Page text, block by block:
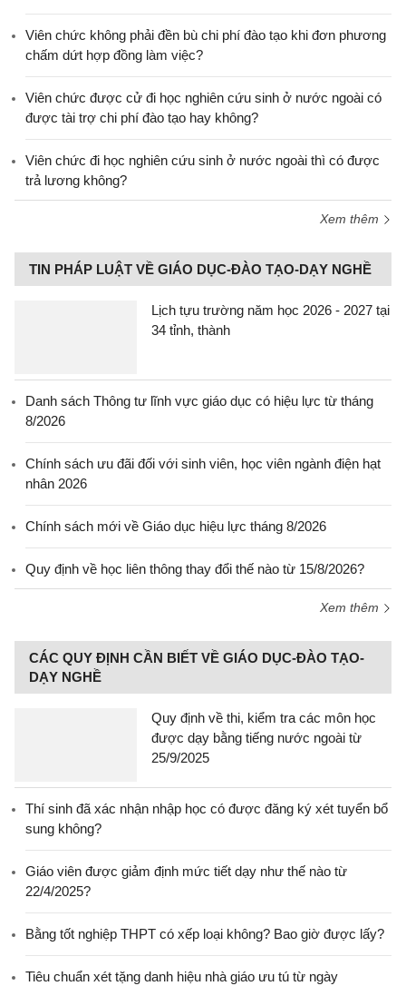
Viên chức không phải đền bù chi phí đào tạo khi đơn phương
chấm dứt hợp đồng làm việc?
Viên chức được cử đi học nghiên cứu sinh ở nước ngoài có
được tài trợ chi phí đào tạo hay không?
Viên chức đi học nghiên cứu sinh ở nước ngoài thì có được
trả lương không?
Xem thêm
TIN PHÁP LUẬT VỀ GIÁO DỤC-ĐÀO TẠO-DẠY NGHỀ
Lịch tựu trường năm học 2026 - 2027 tại
34 tỉnh, thành
Danh sách Thông tư lĩnh vực giáo dục có hiệu lực từ tháng
8/2026
Chính sách ưu đãi đối với sinh viên, học viên ngành điện hạt
nhân 2026
Chính sách mới về Giáo dục hiệu lực tháng 8/2026
Quy định về học liên thông thay đổi thế nào từ 15/8/2026?
Xem thêm
CÁC QUY ĐỊNH CẦN BIẾT VỀ GIÁO DỤC-ĐÀO TẠO-
DẠY NGHỀ
Quy định về thi, kiểm tra các môn học
được dạy bằng tiếng nước ngoài từ
25/9/2025
Thí sinh đã xác nhận nhập học có được đăng ký xét tuyển bổ
sung không?
Giáo viên được giảm định mức tiết dạy như thế nào từ
22/4/2025?
Bằng tốt nghiệp THPT có xếp loại không? Bao giờ được lấy?
Tiêu chuẩn xét tặng danh hiệu nhà giáo ưu tú từ ngày